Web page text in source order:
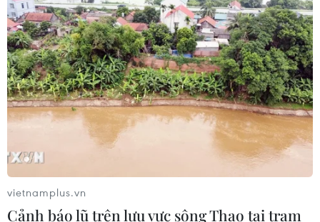
Cảnh báo lũ trên lưu vực sông Thao
tại trạm Yên Bái
07/08/2026 11:51
Gỡ khó khăn triển khai dự án trọng
điểm quốc gia hồ Ka Pét
07/08/2026 11:24
vietnamplus.vn
Cảnh báo lũ trên lưu vực sông Thao tại trạm